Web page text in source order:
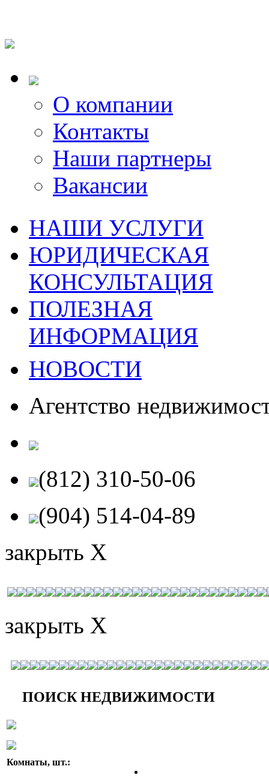
О компании
Контакты
Наши партнеры
Вакансии
НАШИ УСЛУГИ
ЮРИДИЧЕСКАЯ
КОНСУЛЬТАЦИЯ
ПОЛЕЗНАЯ
ИНФОРМАЦИЯ
НОВОСТИ
Агентство
(812) 310-50-06
(904) 514-04-89
закрыть X
закрыть X
ПОИСК НЕДВИЖИМОСТИ
Комнаты, шт.: